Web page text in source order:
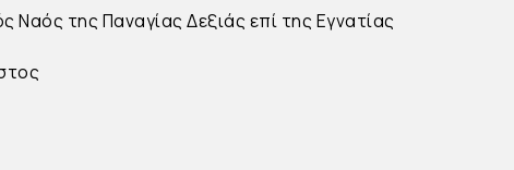
Ναός της Παναγίας Δεξιάς επί της Εγνατίας